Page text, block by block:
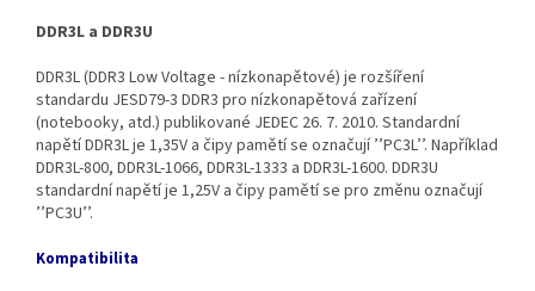
DDR3L a DDR3U
DDR3L (DDR3 Low Voltage - nízkonapětové) je rozšíření
standardu JESD79-3 DDR3 pro nízkonapětová zařízení
(notebooky, atd.) publikované JEDEC 26. 7. 2010. Standardní
napětí DDR3L je 1,35V a čipy pamětí se označují ’’PC3L’’. Například
DDR3L‐800, DDR3L‐1066, DDR3L‐1333 a DDR3L‐1600. DDR3U
standardní napětí je 1,25V a čipy pamětí se pro změnu označují
’’PC3U’’.
Kompatibilita